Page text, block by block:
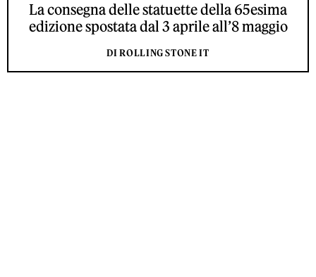
La consegna delle statuette della 65esima
edizione spostata dal 3 aprile all’8 maggio
DI ROLLING STONE IT